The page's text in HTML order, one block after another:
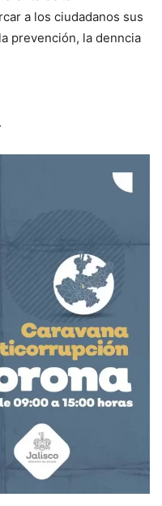
a los ciudadanos sus
prevención, la denncia